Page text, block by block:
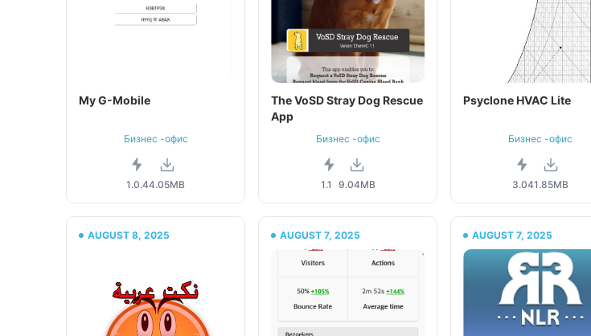
My G-Mobile
Бизнес -офис
1.0.44.05MB
The VoSD Stray Dog Rescue
App
Бизнес -офис
1.1 9.04MB
Psyclone HVAC Lite
Бизнес -офис
3.041.85MB
AUGUST 8, 2025 AUGUST 7, 2025 AUGUST 7, 2025